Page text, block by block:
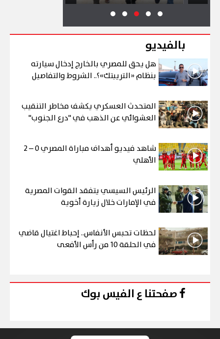
بالفيديو
هل يحق للمصري بالخارج إدخال سيارته
بنظام «التريبتك»؟.. الشروط والتفاصيل
المتحدث العسكري يكشف مخاطر التنقيب
العشوائي عن الذهب في "درع الجنوب"
شاهد فيديو أهداف مباراة المصري 0 – 2
الأهلي
الرئيس السيسي يتفقد القوات المصرية
في الإمارات خلال زيارة أخوية
لحظات تحبس الأنفاس.. إحباط اغتيال قاضي
في الحلقة 10 من رأس الأفعى
صفحتنا ع الفيس بوك